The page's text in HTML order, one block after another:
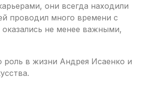
они всегда находили
проводил много времени с
не менее важными,
в жизни Андрея Исаенко и